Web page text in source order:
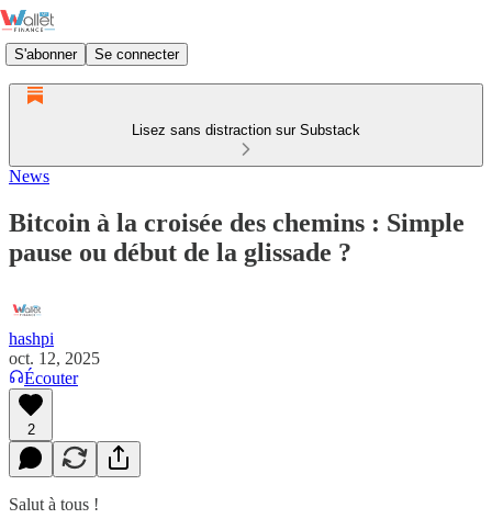
S'abonner Se connecter
Lisez sans distraction sur Substack
News
Bitcoin à la croisée des chemins : Simple
pause ou début de la glissade ?
hashpi
oct. 12, 2025
Écouter
2
Salut à tous !